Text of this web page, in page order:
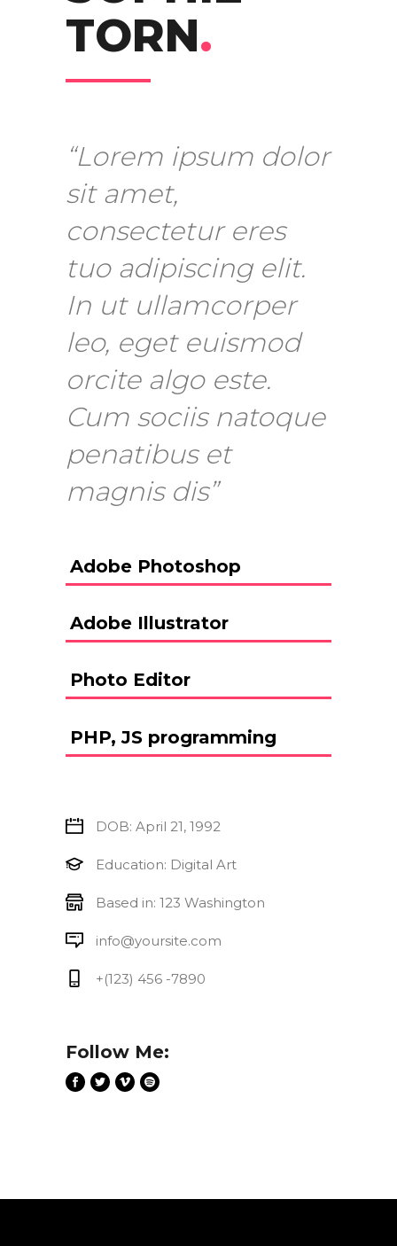
TORN.
“Lorem ipsum dolor
sit amet,
consectetur eres
tuo adipiscing elit.
In ut ullamcorper
leo, eget euismod
orcite algo este.
Cum sociis natoque
penatibus et
magnis dis”
Adobe Photoshop
Adobe Illustrator
Photo Editor
PHP, JS programming
DOB: April 21, 1992
Education: Digital Art
Based in: 123 Washington
info@yoursite.com
+(123) 456 -7890
Follow Me: